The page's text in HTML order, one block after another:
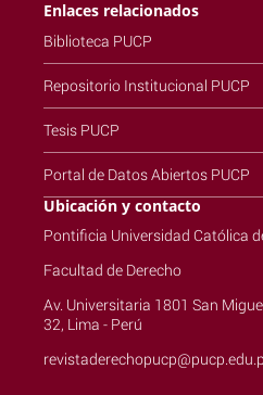
Enlaces relacionados
Biblioteca PUCP
Repositorio Institucional PUCP
Tesis PUCP
Portal de Datos Abiertos PUCP
Ubicación y contacto
Pontificia Universidad Católica
Facultad de Derecho
Av. Universitaria 1801 San
32, Lima - Perú